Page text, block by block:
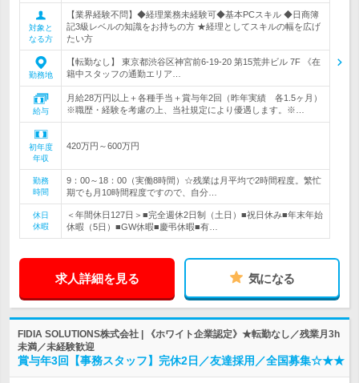
対象と
なる方
【業界経験不問】◆経理業務未経験可◆基本PCスキル ◆日商簿
記3級レベルの知識をお持ちの方 ★経理としてスキルの幅を広げ
たい方
勤務地
【転勤なし】 東京都渋谷区神宮前6-19-20 第15荒井ビル 7F 《在
籍中スタッフの通勤エリア…
給与
月給28万円以上＋各種手当＋賞与年2回（昨年実績 各1.5ヶ月）
※職歴・経験を考慮の上、当社規定により優遇します。※…
初年度
年収
420万円～600万円
勤務
時間
9：00～18：00（実働8時間）☆残業は月平均で2時間程度。繁忙
期でも月10時間程度ですので、自分…
休日
休暇
＜年間休日127日＞■完全週休2日制（土日）■祝日休み■年末年始
休暇（5日）■GW休暇■慶弔休暇■有…
求人詳細を見る 気になる
FIDIA SOLUTIONS株式会社 | 《ホワイト企業認定》★転勤なし／残業月3h
未満／未経験歓迎
賞与年3回【事務スタッフ】完休2日／友達採用／全国募集☆★★